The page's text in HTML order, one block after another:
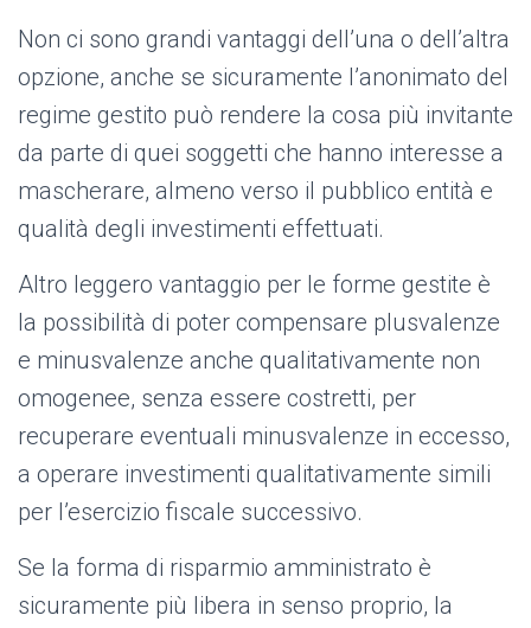
Non ci sono grandi vantaggi dell’una o dell’altra
opzione, anche se sicuramente l’anonimato del
regime gestito può rendere la cosa più invitante
da parte di quei soggetti che hanno interesse a
mascherare, almeno verso il pubblico entità e
qualità degli investimenti effettuati.
Altro leggero vantaggio per le forme gestite è
la possibilità di poter compensare plusvalenze
e minusvalenze anche qualitativamente non
omogenee, senza essere costretti, per
recuperare eventuali minusvalenze in eccesso,
a operare investimenti qualitativamente simili
per l’esercizio fiscale successivo.
Se la forma di risparmio amministrato è
sicuramente più libera in senso proprio, la